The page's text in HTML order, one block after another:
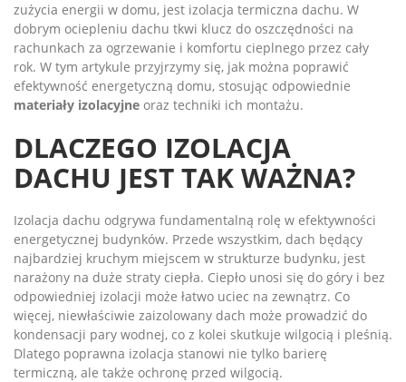
zużycia energii w domu, jest izolacja termiczna dachu. W
dobrym ociepleniu dachu tkwi klucz do oszczędności na
rachunkach za ogrzewanie i komfortu cieplnego przez cały
rok. W tym artykule przyjrzymy się, jak można poprawić
efektywność energetyczną domu, stosując odpowiednie
materiały izolacyjne oraz techniki ich montażu.
DLACZEGO IZOLACJA
DACHU JEST TAK WAŻNA?
Izolacja dachu odgrywa fundamentalną rolę w efektywności
energetycznej budynków. Przede wszystkim, dach będący
najbardziej kruchym miejscem w strukturze budynku, jest
narażony na duże straty ciepła. Ciepło unosi się do góry i bez
odpowiedniej izolacji może łatwo uciec na zewnątrz. Co
więcej, niewłaściwie zaizolowany dach może prowadzić do
kondensacji pary wodnej, co z kolei skutkuje wilgocią i pleśnią.
Dlatego poprawna izolacja stanowi nie tylko barierę
termiczną, ale także ochronę przed wilgocią.